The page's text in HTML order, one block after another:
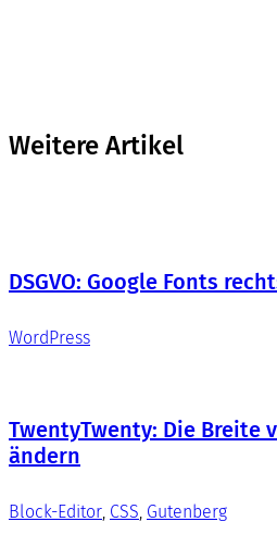
Weitere Artikel
DSGVO: Google Fonts
WordPress
TwentyTwenty: Die Breite
ändern
Block-Editor, CSS, Gutenberg